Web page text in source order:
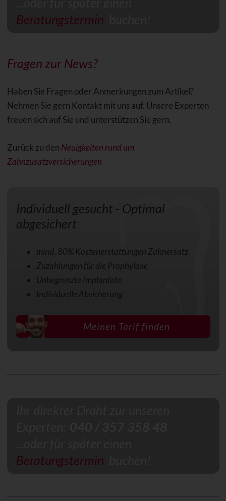
Beratungstermin
Fragen zur News?
Haben Sie Fragen oder Anmerkungen zum Artikel?
Nehmen Sie gern Kontakt mit uns auf. Unsere Experten
freuen sich auf Sie und unterstützen Sie gern.
Zurück zu den Neuigkeiten rund um
Zahnzusatzversicherungen
Individuell gesucht - Optimal
abgesichert
mind. 80% Kostenerstattungen Zahnersatz
Zuzahlungen für die Prophylaxe
Unbegrenzte Implantate
Individuelle Absicherung
Meinen Tarif finden
Beratungstermin